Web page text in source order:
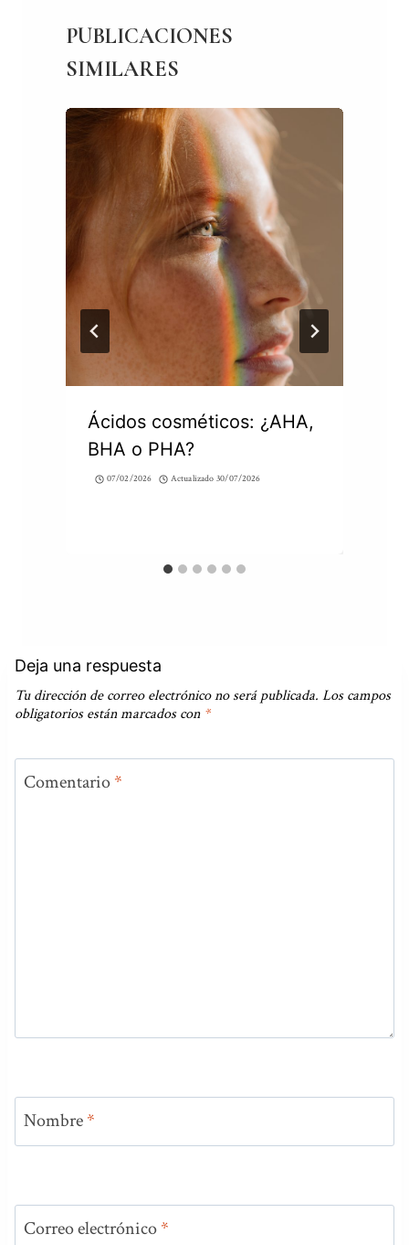
PUBLICACIONES
SIMILARES
Ácidos cosméticos: ¿AHA,
BHA o PHA?
07/02/2026 Actualizado 30/07/2026
Deja una respuesta
Tu dirección de correo electrónico no será publicada. Los campos
obligatorios están marcados con *
Comentario*
Nombre*
Correo electrónico*